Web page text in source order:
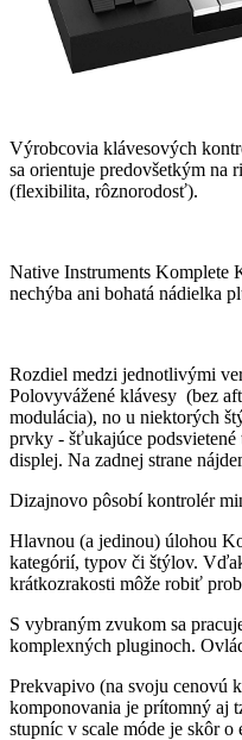
Výrobcovia klávesových
sa orientuje predovšetkým na
(flexibilita, rôznorodosť).
Native Instruments Komplete
nechýba ani bohatá nádielka
Rozdiel medzi jednotlivými
Polovyvážené klávesy (bez
modulácia), no u niektorých
prvky - šťukajúce
displej. Na zadnej strane
Dizajnovo pôsobí kontrolér
Hlavnou (a jedinou) úlohou
kategórií, typov či štýlov.
krátkozrakosti môže robiť
S vybraným zvukom sa
komplexných pluginoch.
Prekvapivo (na svoju cenovú
komponovania je prítomný aj
stupníc v scale móde je skôr